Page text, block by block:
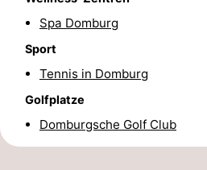
Radfahren
Spa Domburg
Sport
Tennis in Domburg
Golfplatze
Domburgsche Golf Club